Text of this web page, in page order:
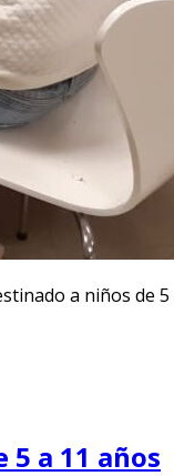
a niños de
a 11 años